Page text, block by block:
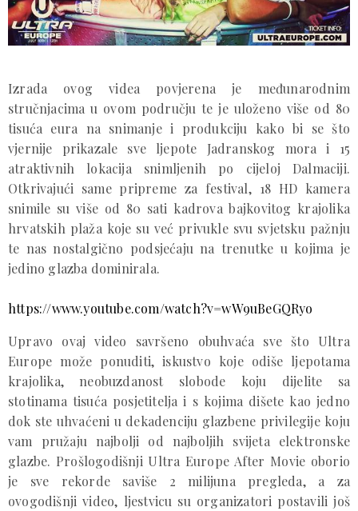
Izrada ovog videa povjerena je međunarodnim
stručnjacima u ovom području te je uloženo više od 80
tisuća eura na snimanje i produkciju kako bi se što
vjernije prikazale sve ljepote Jadranskog mora i 15
atraktivnih lokacija snimljenih po cijeloj Dalmaciji.
Otkrivajući same pripreme za festival, 18 HD kamera
snimile su više od 80 sati kadrova bajkovitog krajolika
hrvatskih plaža koje su već privukle svu svjetsku pažnju
te nas nostalgično podsjećaju na trenutke u kojima je
jedino glazba dominirala.
https://www.youtube.com/watch?v=wW9uBeGQRyo
Upravo ovaj video savršeno obuhvaća sve što Ultra
Europe može ponuditi, iskustvo koje odiše ljepotama
krajolika, neobuzdanost slobode koju dijelite sa
stotinama tisuća posjetitelja i s kojima dišete kao jedno
dok ste uhvaćeni u dekadenciju glazbene privilegije koju
vam pružaju najbolji od najboljih svijeta elektronske
glazbe. Prošlogodišnji Ultra Europe After Movie oborio
je sve rekorde saviše 2 milijuna pregleda, a za
ovogodišnji video, ljestvicu su organizatori postavili još